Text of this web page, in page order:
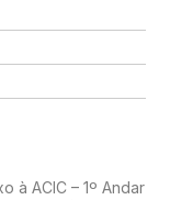
à ACIC – 1º Andar